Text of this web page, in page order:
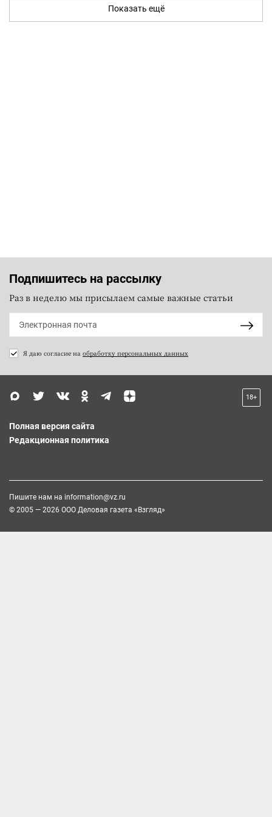
Показать ещё
Подпишитесь на рассылку
Раз в неделю мы присылаем самые важные статьи
Я даю согласие на обработку персональных данных
18+
Полная версия сайта
Редакционная политика
Пишите нам на information@vz.ru
© 2005 — 2026 ООО Деловая газета «Взгляд»